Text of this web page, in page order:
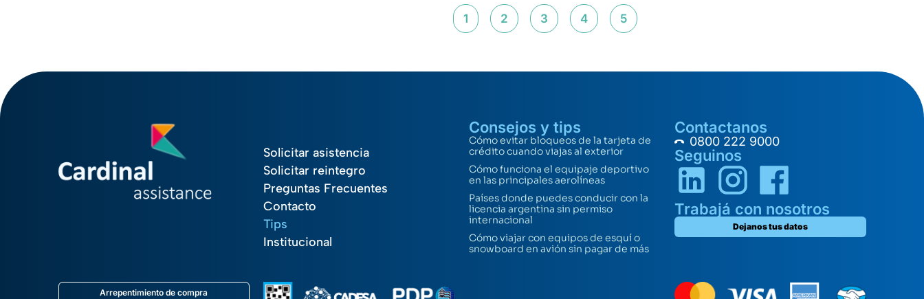
1 2 3 4 5
Solicitar asistencia
Solicitar reintegro
Preguntas Frecuentes
Contacto
Tips
Institucional
Consejos y tips
Cómo evitar bloqueos de la tarjeta de
crédito cuando viajas al exterior
Cómo funciona el equipaje deportivo
en las principales aerolíneas
Países donde puedes conducir con la
licencia argentina sin permiso
internacional
Cómo viajar con equipos de esquí o
snowboard en avión sin pagar de más
Contactanos
0800 222 9000
Seguinos
Trabajá con nosotros
Dejanos tus datos
Arrepentimiento de compra